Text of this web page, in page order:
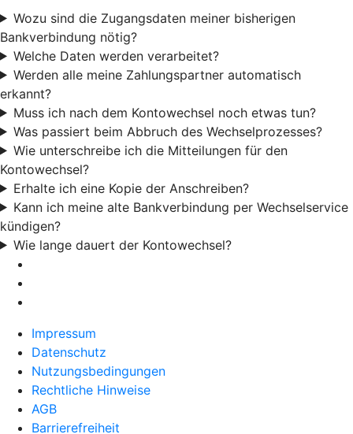
Wozu sind die Zugangsdaten meiner bisherigen
Bankverbindung nötig?
Welche Daten werden verarbeitet?
Werden alle meine Zahlungspartner automatisch
erkannt?
Muss ich nach dem Kontowechsel noch etwas tun?
Was passiert beim Abbruch des Wechselprozesses?
Wie unterschreibe ich die Mitteilungen für den
Kontowechsel?
Erhalte ich eine Kopie der Anschreiben?
Kann ich meine alte Bankverbindung per Wechselservice
kündigen?
Wie lange dauert der Kontowechsel?
Impressum
Datenschutz
Nutzungsbedingungen
Rechtliche Hinweise
AGB
Barrierefreiheit